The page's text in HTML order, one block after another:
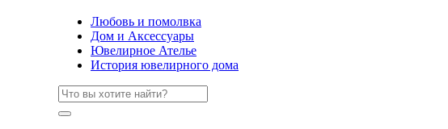
Любовь и помолвка
Дом и Аксессуары
Ювелирное Ателье
История ювелирного дома